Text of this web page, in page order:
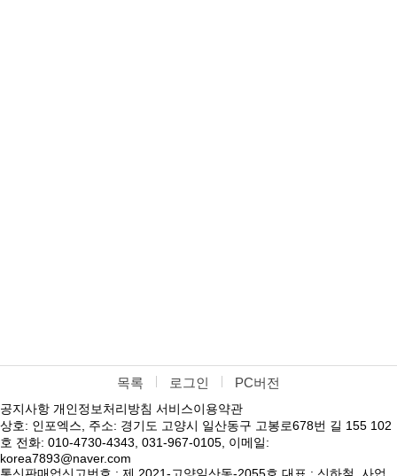
목록 로그인 PC버전
공지사항 개인정보처리방침 서비스이용약관
상호: 인포엑스, 주소: 경기도 고양시 일산동구 고봉로678번 길 155 102
호 전화: 010-4730-4343, 031-967-0105, 이메일:
korea7893@naver.com